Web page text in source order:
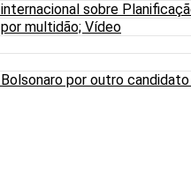
sobre
multidão; Vídeo
por outro